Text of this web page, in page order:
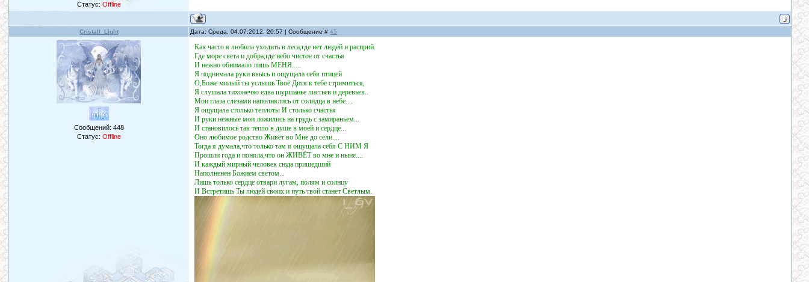
Статус: Offline
Cristall_Light Дата: Среда, 04.07.2012, 20:57 | Сообщение #45
Сообщений: 448
Статус: Offline
Как часто я любила уходить в леса,где нет людей и расприй.
Где море света и добра,где небо чистое от счастья
И нежно обнимало лишь МЕНЯ.....
Я поднимала руки ввысь и ощущала себя птицей
О,Боже милый ты услышь Твоё Дитя к тебе стримиться,
Я слушала тихонечко едва шуршанье листьев и деревьев..
Мои глаза слезами наполнялись от солндца в небе....
Я ощущала столько теплоты И столько счастья
И руки нежные мои ложились на грудь с замираньем...
И становилось так тепло в душе в моей и сердце...
Оно любимое родство Живёт во Мне до сели....
Тогда я думала,что только там я ощущала себя С НИМ Я
Прошли года и поняла,что он ЖИВЁТ во мне и ныне....
И каждый мирный человек сюда пришедший
Наполненен Божием светом...
Лишь только сердце отвари лугам, полям и солнцу
И Встретишь Ты людей своих и путь твой станет Светлым.